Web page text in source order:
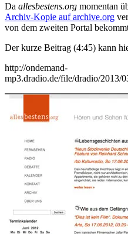
Da allesbestens.org momentan
Archiv-Kopie auf archive.org
von dem zweiten Portal
Der kurze Beitrag (4:45) kann
http://ondemand-
mp3.dradio.de/file/dradio/2013/